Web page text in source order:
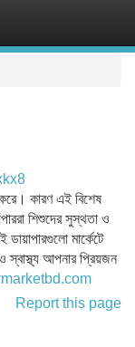
করে। কারণ এই বিশেষ
শিশুদের সুস্থতা ও
মার্কেটে
স্বাস্থ্য আপনার প্রিয়জন
Report this page